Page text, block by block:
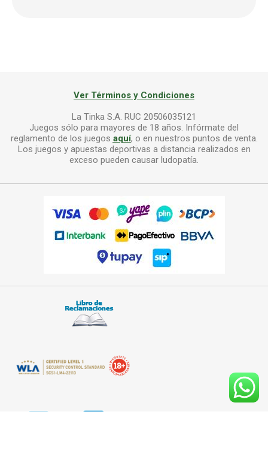
Ver Términos y Condiciones
La Tinka S.A. RUC 20506035121
Juegos sólo para mayores de 18 años. Infórmate del
reglamento de los juegos aquí, o en nuestros puntos de venta.
Los juegos y apuestas deportivas a distancia realizados en
exceso pueden causar ludopatía.